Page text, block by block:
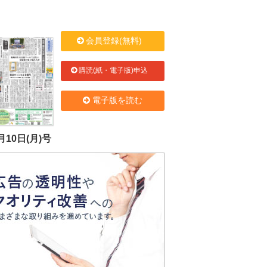
10日(月)号
会員登録(無料)
購読(紙・電子版)申込
電子版を読む